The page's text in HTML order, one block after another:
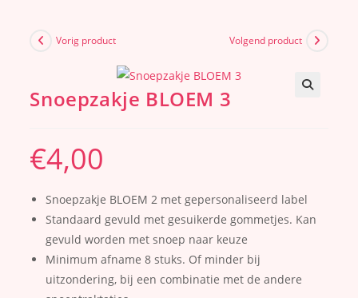
Vorig product Volgend product
Snoepzakje BLOEM 3
€4,00
Snoepzakje BLOEM 2 met gepersonaliseerd label
Standaard gevuld met gesuikerde gommetjes. Kan
gevuld worden met snoep naar keuze
Minimum afname 8 stuks. Of minder bij
uitzondering, bij een combinatie met de andere